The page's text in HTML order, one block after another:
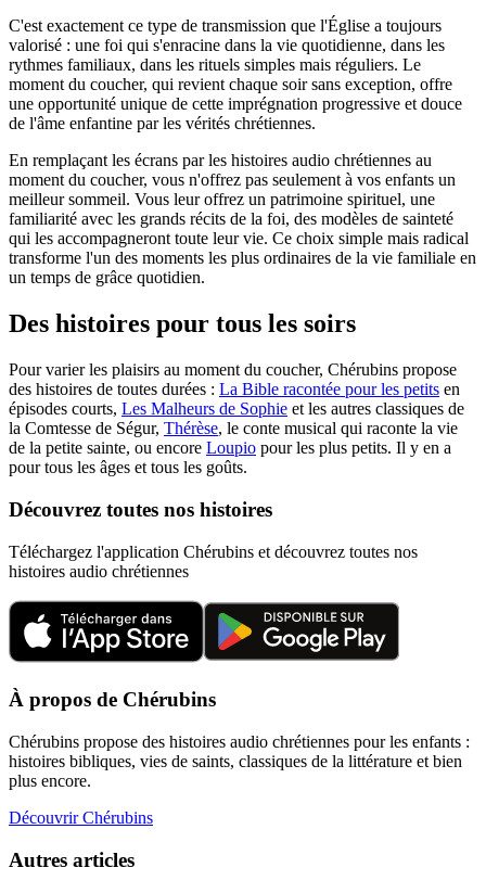
C'est exactement ce type de transmission que l'Église a toujours
valorisé : une foi qui s'enracine dans la vie quotidienne, dans les
rythmes familiaux, dans les rituels simples mais réguliers. Le
moment du coucher, qui revient chaque soir sans exception, offre
une opportunité unique de cette imprégnation progressive et douce
de l'âme enfantine par les vérités chrétiennes.
En remplaçant les écrans par les histoires audio chrétiennes au
moment du coucher, vous n'offrez pas seulement à vos enfants un
meilleur sommeil. Vous leur offrez un patrimoine spirituel, une
familiarité avec les grands récits de la foi, des modèles de sainteté
qui les accompagneront toute leur vie. Ce choix simple mais radical
transforme l'un des moments les plus ordinaires de la vie familiale en
un temps de grâce quotidien.
Des histoires pour tous les soirs
Pour varier les plaisirs au moment du coucher, Chérubins propose
des histoires de toutes durées : La Bible racontée pour les petits en
épisodes courts, Les Malheurs de Sophie et les autres classiques de
la Comtesse de Ségur, Thérèse, le conte musical qui raconte la vie
de la petite sainte, ou encore Loupio pour les plus petits. Il y en a
pour tous les âges et tous les goûts.
Découvrez toutes nos histoires
Téléchargez l'application Chérubins et découvrez toutes nos
histoires audio chrétiennes
À propos de Chérubins
Chérubins propose des histoires audio chrétiennes pour les enfants :
histoires bibliques, vies de saints, classiques de la littérature et bien
plus encore.
Découvrir Chérubins
Autres articles